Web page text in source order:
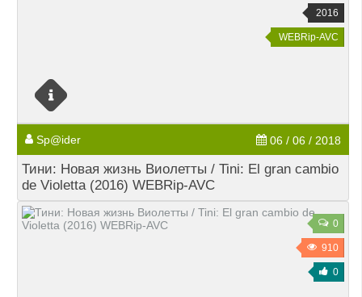
2016
WEBRip-AVC
Sp@ider 06 / 06 / 2018
Тини: Новая жизнь Виолетты / Tini: El gran cambio
de Violetta (2016) WEBRip-AVC
0
910
0